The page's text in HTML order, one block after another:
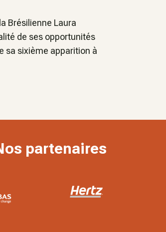
Brésilienne Laura
de ses opportunités
sa sixième apparition à
partenaires